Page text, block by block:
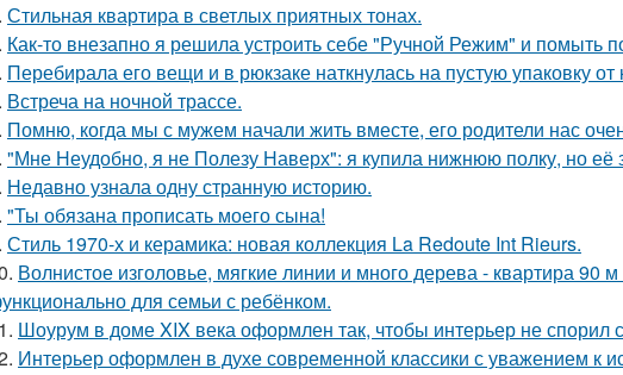
Стильная квартира в светлых приятных тонах.
Как-то внезапно я решила устроить себе "Ручной Режим" и помыть
Перебирала его вещи и в рюкзаке наткнулась на пустую упаковку от
Встреча на ночной трассе.
Помню, когда мы с мужем начали жить вместе, его родители нас
"Мне Неудобно, я не Полезу Наверх": я купила нижнюю полку, но её
Недавно узнала одну странную историю.
"Ты обязана прописать моего сына!
Стиль 1970-х и керамика: новая коллекция La Redoute Int Rieurs.
Волнистое изголовье, мягкие линии и много дерева - квартира
для семьи с ребёнком.
Шоурум в доме XIX века оформлен так, чтобы интерьер не спорил
Интерьер оформлен в духе современной классики с уважением к